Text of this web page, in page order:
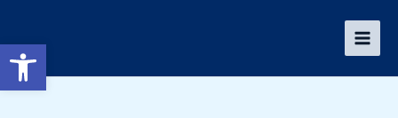
Abrir barra de herramientas
contenido